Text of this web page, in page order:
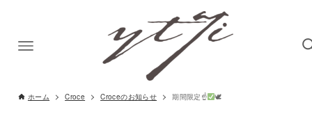
ホーム Croce Croceのお知らせ 期間限定☝ 🕊